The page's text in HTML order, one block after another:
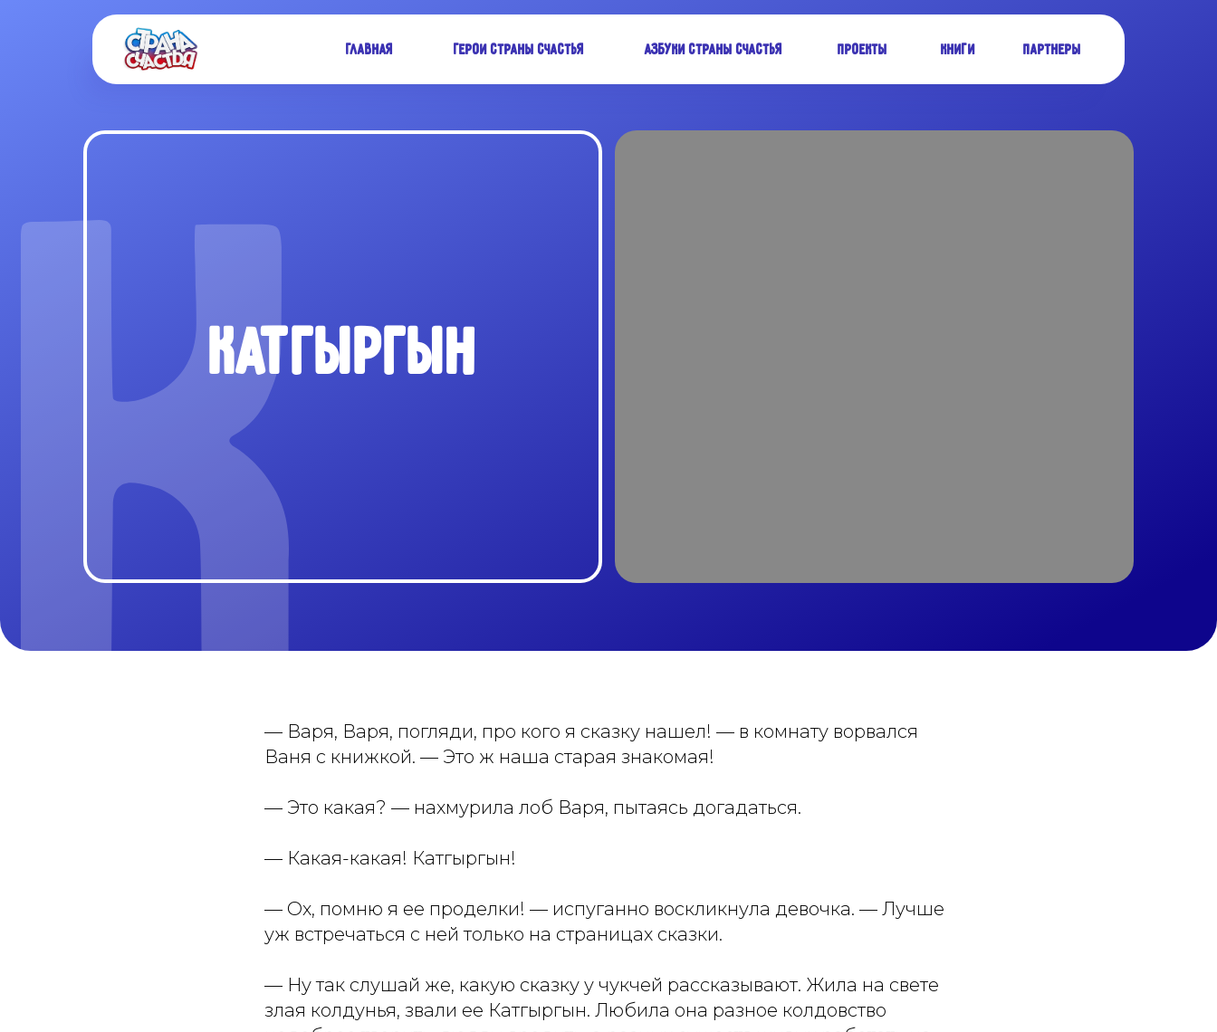
Главная Герои Страны Счастья Азбуки Страны Счастья Проекты Партнеры
Книги
КАТГЫРГЫН
— Варя, Варя, погляди, про кого я сказку нашел! — в комнату ворвался
Ваня с книжкой. — Это ж наша старая знакомая!
— Это какая? — нахмурила лоб Варя, пытаясь догадаться.
— Какая-какая! Катгыргын!
— Ох, помню я ее проделки! — испуганно воскликнула девочка. — Лучше
уж встречаться с ней только на страницах сказки.
— Ну так слушай же, какую сказку у чукчей рассказывают. Жила на свете
злая колдунья, звали ее Катгыргын. Любила она разное колдовство